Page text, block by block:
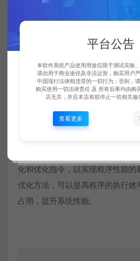
内存和特殊指令，进一步优化程序
4. 使用优化指令：在ARM汇编优化
特定的优化指令来提高程序性能，
Thumb指令集等。NEON指令集是
集，可以进行并行运算，加速图像
应用。Thumb指令集是一种精简指
序大小，提高代码的密度，从而提
化和优化指令，以实现程序性能的
优化方法，可以提高程序的执行效
占用，提升系统性能。
平台公告
本软件系统产品使用用途仅限于测试实验
请勿用于商业途径及非法运营，购买用户
中国现行法律相违背的一切行为；否则，
购买使用一切法律责任 及 所有后果均由购
店无关，并且本店有权停止一切相关服
查看更多